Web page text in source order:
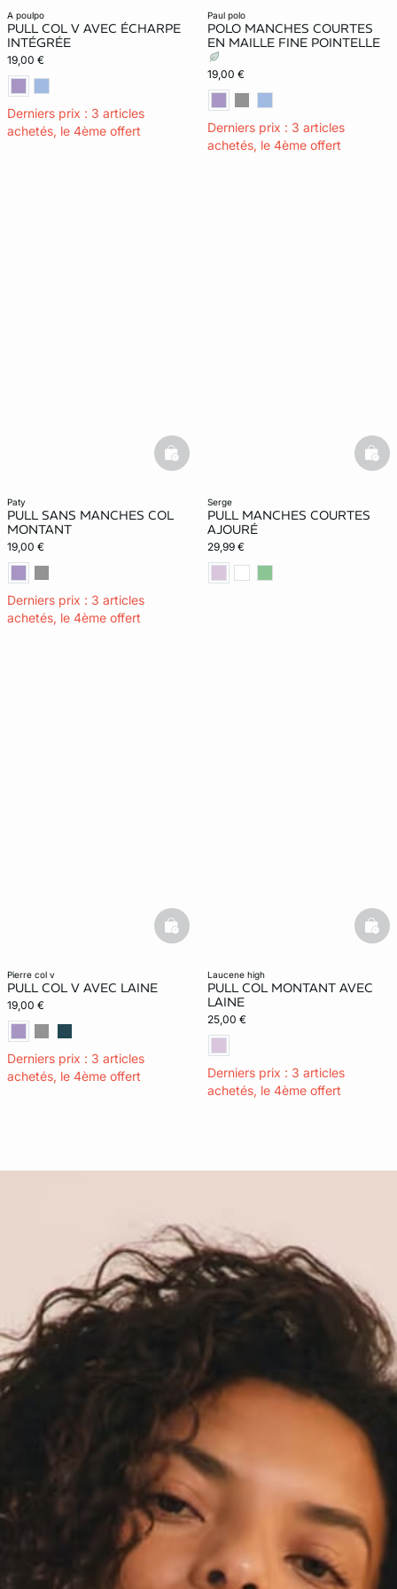
a poulpo
PULL COL V AVEC ÉCHARPE
INTÉGRÉE
19,00 €
Derniers prix : 3 articles
achetés, le 4ème offert
paul polo
POLO MANCHES COURTES
EN MAILLE FINE POINTELLE
19,00 €
Derniers prix : 3 articles
achetés, le 4ème offert
paty
PULL SANS MANCHES COL
MONTANT
19,00 €
Derniers prix : 3 articles
achetés, le 4ème offert
basketfull
serge
PULL MANCHES COURTES
AJOURÉ
29,99 €
pierre col v
PULL COL V AVEC LAINE
19,00 €
Derniers prix : 3 articles
achetés, le 4ème offert
basketfull
laucene high
PULL COL MONTANT AVEC
LAINE
25,00 €
Derniers prix : 3 articles
achetés, le 4ème offert